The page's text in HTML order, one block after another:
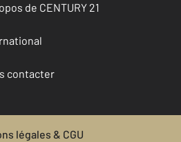
de CENTURY 21
contacter
légales & CGU